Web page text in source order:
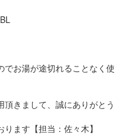
でお湯が途切れることなく使
きまして、誠にありがとう
ます【担当：佐々木】